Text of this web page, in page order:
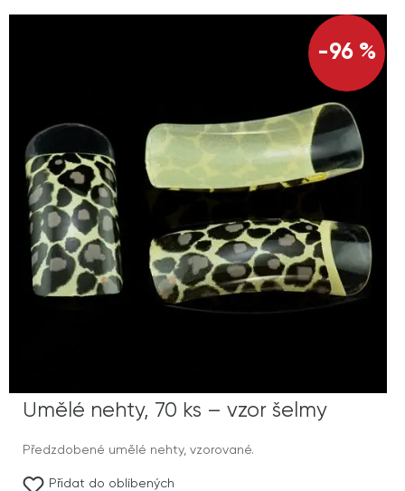
-96 %
Umělé nehty, 70 ks – vzor šelmy
Předzdobené umělé nehty, vzorované.
Přidat do oblíbených